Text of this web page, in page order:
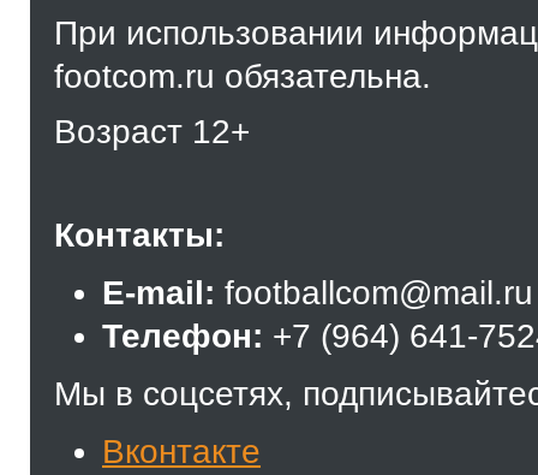
При использовании
footcom.ru обязательна.
Возраст 12+
Контакты:
E-mail: footballcom@mail.ru
Телефон: +7 (964) 641-
Мы в соцсетях,
Вконтакте